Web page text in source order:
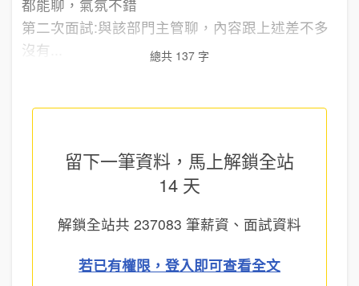
都能聊，氣氛不錯
第二次面試:與該部門主管聊，內容跟上述差不多
沒有...
總共 137 字
留下一筆資料，馬上解鎖全站
14 天
解鎖全站共 237083 筆薪資、面試資料
若已有權限，登入即可查看全文